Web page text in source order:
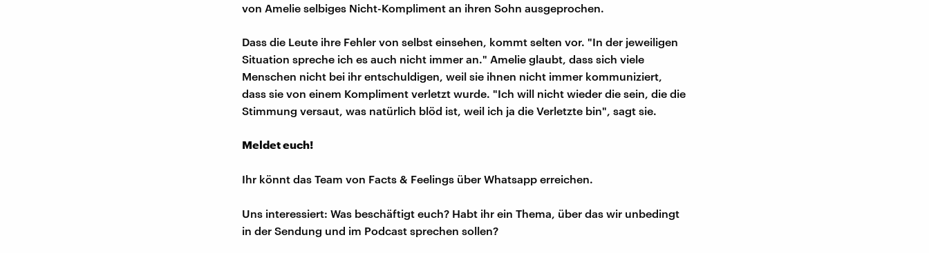
von Amelie selbiges Nicht-Kompliment an ihren Sohn ausgeprochen.
Dass die Leute ihre Fehler von selbst einsehen, kommt selten vor. "In der jeweiligen
Situation spreche ich es auch nicht immer an." Amelie glaubt, dass sich viele
Menschen nicht bei ihr entschuldigen, weil sie ihnen nicht immer kommuniziert,
dass sie von einem Kompliment verletzt wurde. "Ich will nicht wieder die sein, die die
Stimmung versaut, was natürlich blöd ist, weil ich ja die Verletzte bin", sagt sie.
Meldet euch!
Ihr könnt das Team von Facts & Feelings über Whatsapp erreichen.
Uns interessiert: Was beschäftigt euch? Habt ihr ein Thema, über das wir unbedingt
in der Sendung und im Podcast sprechen sollen?